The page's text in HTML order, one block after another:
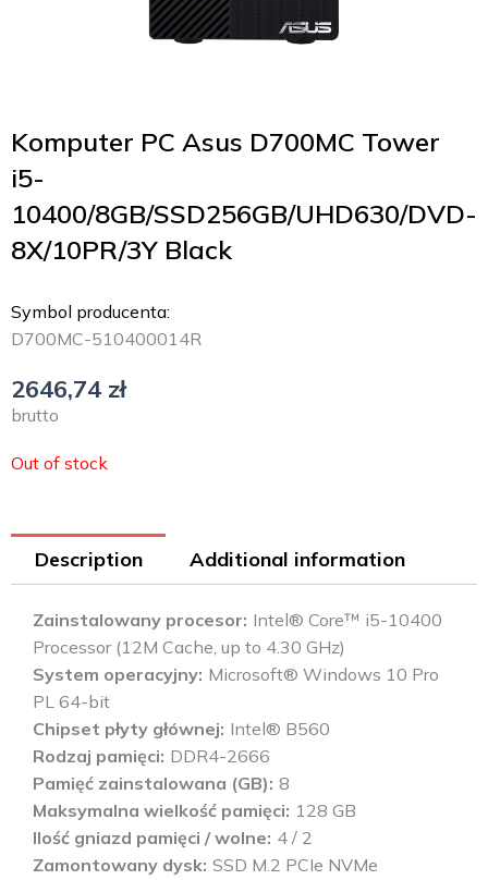
Komputer PC Asus D700MC Tower
i5-
10400/8GB/SSD256GB/UHD630/DVD-
8X/10PR/3Y Black
Symbol producenta:
D700MC-510400014R
2646,74 zł
brutto
Out of stock
Description Additional information
Zainstalowany procesor Intel® Core™ i5-10400
Processor (12M Cache, up to 4.30 GHz)
System operacyjny Microsoft® Windows 10 Pro
PL 64-bit
Chipset płyty głównej Intel® B560
Rodzaj pamięci DDR4-2666
Pamięć zainstalowana (GB) 8
Maksymalna wielkość pamięci 128 GB
Ilość gniazd pamięci / wolne 4 / 2
Zamontowany dysk SSD M.2 PCIe NVMe